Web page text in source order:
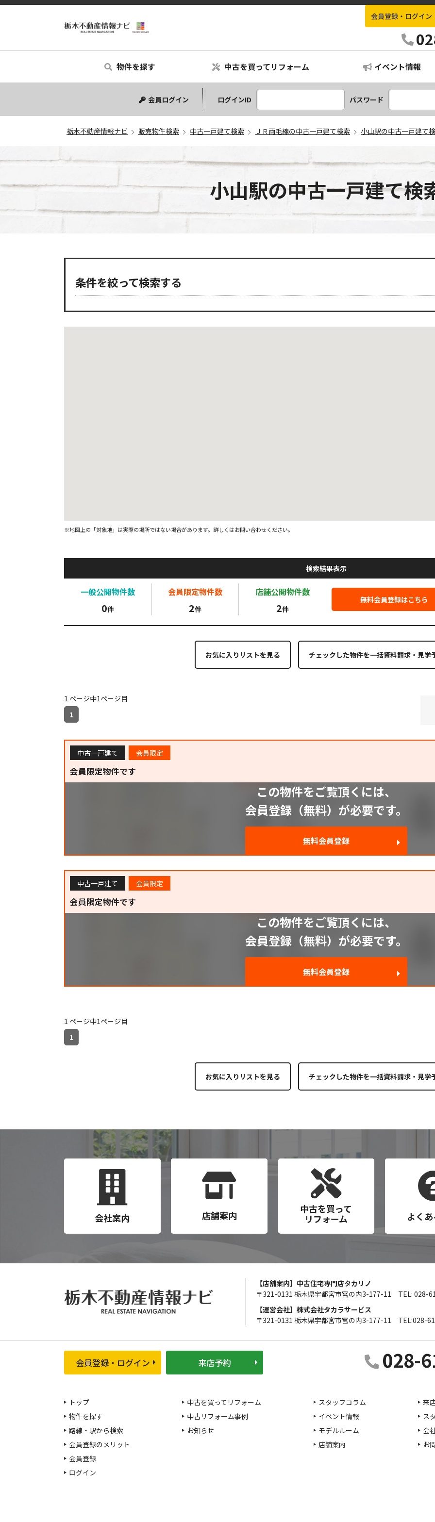
会員登録・ログイン
物件を探す
中古一戸建て
中古マンション
土地
新築一戸建て
中古を買ってリフォーム イベント情報
会員ログイン ログインID パスワード
栃木不動産情報ナビ 販売物件検索 中古一戸建て検索 ＪＲ両毛線の中古一戸建て検索 小山駅の中古一戸建て
小山駅の中古一戸建て検
条件を絞って検索する
※地図上の「対象地」は実際の場所ではない場合があります。詳しくはお問い合わせください。
検索結果表示
一般公開物件数
0件
会員限定物件数
2件
店舗公開物件数
2件
無料会員登録はこちら
お気に入りリストを見る
1 ページ中1ページ目
1
中古一戸建て 会員限定
会員限定物件です
この物件をご覧頂くには、
会員登録（無料）が必要です。
無料会員登録
中古一戸建て 会員限定
会員限定物件です
この物件をご覧頂くには、
会員登録（無料）が必要です。
無料会員登録
1 ページ中1ページ目
1
お気に入りリストを見る
会社案内 店舗案内
中古を買って
リフォーム
よく
【店舗案内】中古住宅専門店タカリノ
〒321-0131 栃木県宇都宮市宮の内3-177-11 TEL: 028-
【運営会社】株式会社タカラサービス
〒321-0131 栃木県宇都宮市宮の内3-177-11 TEL:028-
会員登録・ログイン 来店予約 028-
トップ
物件を探す
路線・駅から検索
会員登録のメリット
会員登録
ログイン
中古を買ってリフォーム
中古リフォーム事例
お知らせ
スタッフコラム
イベント情報
モデルルーム
店舗案内
来
ス
会
お